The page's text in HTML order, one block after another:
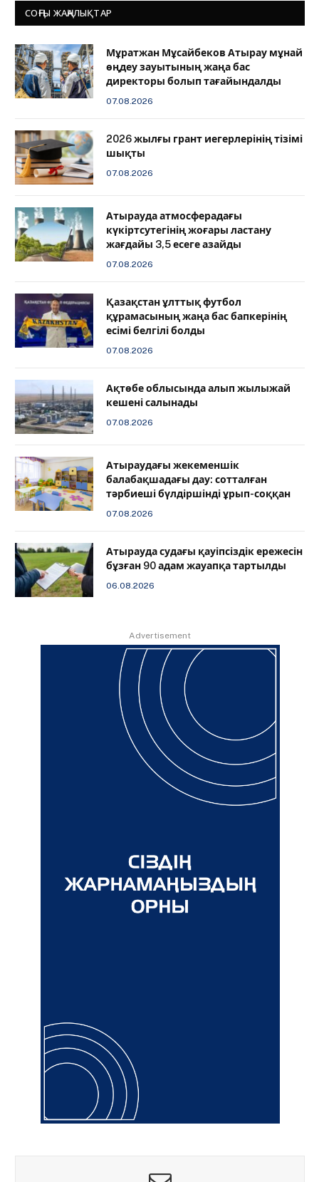
СОҢҒЫ ЖАҢАЛЫҚТАР
Мұратжан Мұсайбеков Атырау мұнай
өңдеу зауытының жаңа бас
директоры болып тағайындалды
07.08.2026
2026 жылғы грант иегерлерінің тізімі
шықты
07.08.2026
Атырауда атмосферадағы
күкіртсутегінің жоғары ластану
жағдайы 3,5 есеге азайды
07.08.2026
Қазақстан ұлттық футбол
құрамасының жаңа бас бапкерінің
есімі белгілі болды
07.08.2026
Ақтөбе облысында алып жылыжай
кешені салынады
07.08.2026
Атыраудағы жекеменшік
балабақшадағы дау: сотталған
тәрбиеші бүлдіршінді ұрып-соққан
07.08.2026
Атырауда судағы қауіпсіздік ережесін
бұзған 90 адам жауапқа тартылды
06.08.2026
Advertisement